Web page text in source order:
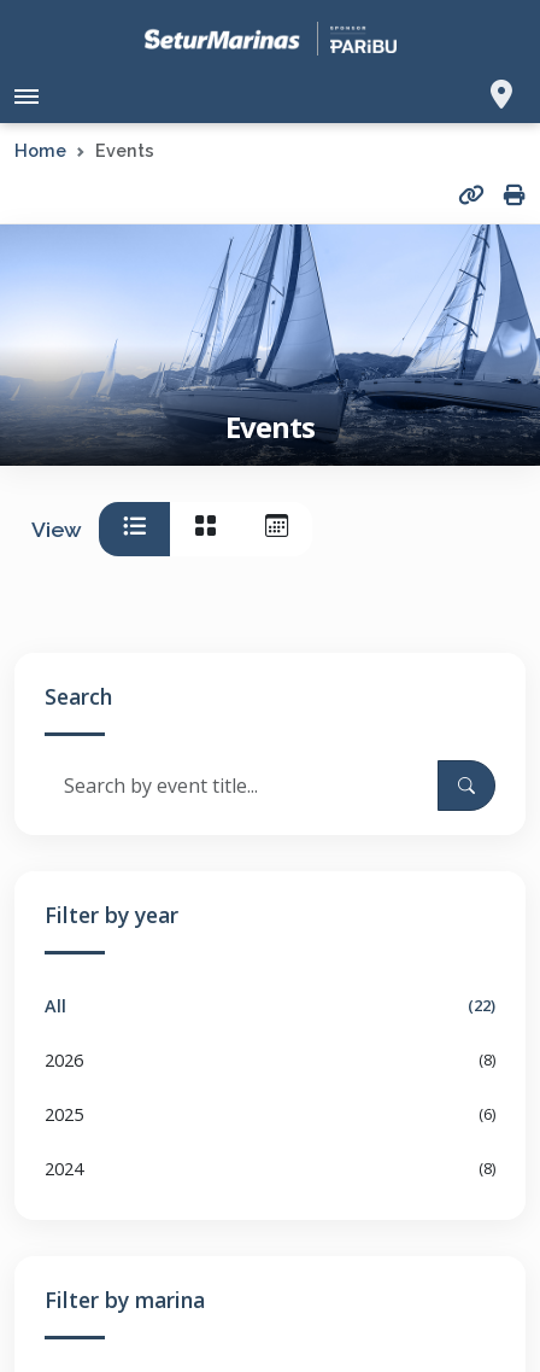
Home Events
Events
View
Search
Filter by year
All (22)
2026 (8)
2025 (6)
2024 (8)
Filter by marina